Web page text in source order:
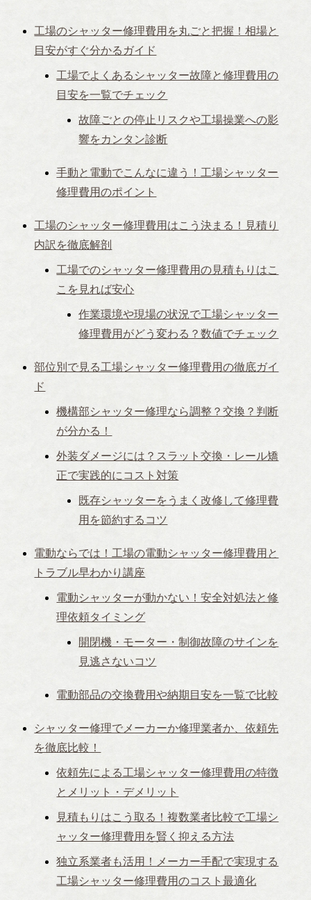
工場のシャッター修理費用を丸ごと把握！相場と
目安がすぐ分かるガイド
工場でよくあるシャッター故障と修理費用の
目安を一覧でチェック
故障ごとの停止リスクや工場操業への影
響をカンタン診断
手動と電動でこんなに違う！工場シャッター
修理費用のポイント
工場のシャッター修理費用はこう決まる！見積り
内訳を徹底解剖
工場でのシャッター修理費用の見積もりはこ
こを見れば安心
作業環境や現場の状況で工場シャッター
修理費用がどう変わる？数値でチェック
部位別で見る工場シャッター修理費用の徹底ガイ
ド
機構部シャッター修理なら調整？交換？判断
が分かる！
外装ダメージには？スラット交換・レール矯
正で実践的にコスト対策
既存シャッターをうまく改修して修理費
用を節約するコツ
電動ならでは！工場の電動シャッター修理費用と
トラブル早わかり講座
電動シャッターが動かない！安全対処法と修
理依頼タイミング
開閉機・モーター・制御故障のサインを
見逃さないコツ
電動部品の交換費用や納期目安を一覧で比較
シャッター修理でメーカーか修理業者か、依頼先
を徹底比較！
依頼先による工場シャッター修理費用の特徴
とメリット・デメリット
見積もりはこう取る！複数業者比較で工場シ
ャッター修理費用を賢く抑える方法
独立系業者も活用！メーカー手配で実現する
工場シャッター修理費用のコスト最適化